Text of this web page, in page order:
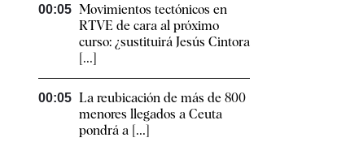
00:05 Movimientos tectónicos en
RTVE de cara al próximo
curso: ¿sustituirá Jesús Cintora
[...]
00:05 La reubicación de más de 800
menores llegados a Ceuta
pondrá a [...]